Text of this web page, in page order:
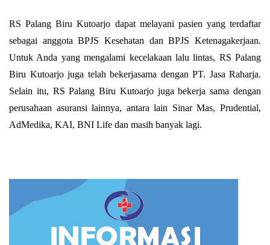
RS Palang Biru Kutoarjo dapat melayani pasien yang terdaftar
sebagai anggota BPJS Kesehatan dan BPJS Ketenagakerjaan.
Untuk Anda yang mengalami kecelakaan lalu lintas, RS Palang
Biru Kutoarjo juga telah bekerjasama dengan PT. Jasa Raharja.
Selain itu, RS Palang Biru Kutoarjo juga bekerja sama dengan
perusahaan asuransi lainnya, antara lain Sinar Mas, Prudential,
AdMedika, KAI, BNI Life dan masih banyak lagi.